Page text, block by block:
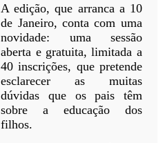
A edição, que arranca a 10
de Janeiro, conta com uma
novidade: uma sessão
aberta e gratuita, limitada a
40 inscrições, que pretende
esclarecer as muitas
dúvidas que os pais têm
sobre a educação dos
filhos.